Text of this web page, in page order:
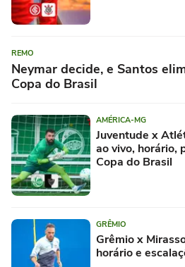
REMO
Neymar decide, e Santos
Copa do Brasil
AMÉRICA-MG
Juventude x
ao vivo, horário,
Copa do Brasil
GRÊMIO
Grêmio x
horário e